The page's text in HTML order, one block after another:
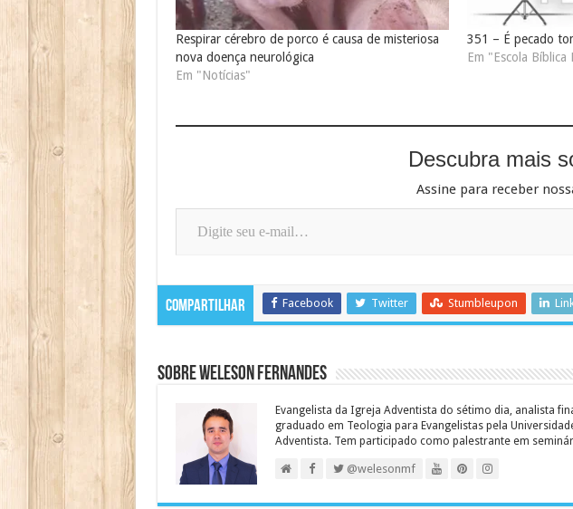
Respirar cérebro de porco é causa de misteriosa
nova doença neurológica
Em "Notícias"
351 – É pecado
Em "Escola Bíblica
Descubra mais
Assine para receber
Digite seu e-mail…
Compartilhar Facebook Twitter Stumbleupon
Sobre Weleson Fernandes
Evangelista da Igreja Adventista do sétimo dia, analista
graduado em Teologia para Evangelistas pela
Adventista. Tem participado como palestrante em
@welesonmf